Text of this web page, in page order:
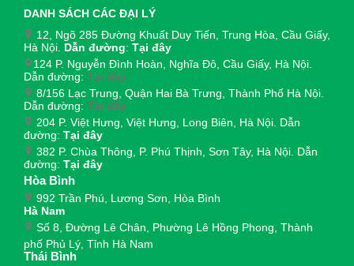
DANH SÁCH CÁC ĐẠI LÝ
12, Ngõ 285 Đường Khuất Duy Tiến, Trung Hòa, Cầu Giấy,
Hà Nội. Dẫn đường: Tại đây
124 P. Nguyễn Đình Hoàn, Nghĩa Đô, Cầu Giấy, Hà Nội.
Dẫn đường: Tại đây
8/156 Lạc Trung, Quận Hai Bà Trưng, Thành Phố Hà Nội.
Dẫn đường: Tại đây
204 P. Việt Hưng, Việt Hưng, Long Biên, Hà Nội. Dẫn
đường: Tại đây
382 P. Chùa Thông, P. Phú Thịnh, Sơn Tây, Hà Nội. Dẫn
đường: Tại đây
Hòa Bình
992 Trần Phú, Lương Sơn, Hòa Bình
Hà Nam
Số 8, Đường Lê Chân, Phường Lê Hồng Phong, Thành
phố Phủ Lý, Tỉnh Hà Nam
Thái Bình